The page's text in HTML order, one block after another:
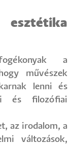
a
művészek
lenni és
és filozófiai
az irodalom, a
változások,